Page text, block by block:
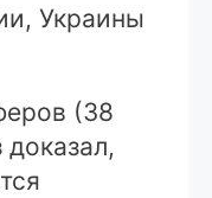
Украины
(38